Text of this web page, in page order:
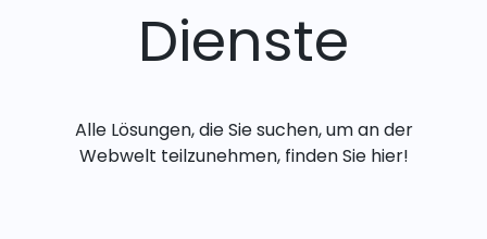
Dienste
Alle Lösungen, die Sie suchen, um an der
Webwelt teilzunehmen, finden Sie hier!